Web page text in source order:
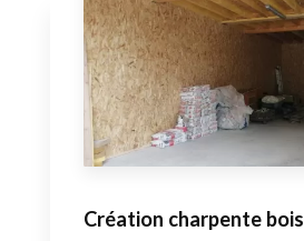
Création charpente bois